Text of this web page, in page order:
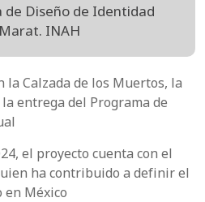
Diseño de Identidad
INAH
la Calzada de los Muertos, la
entrega del Programa de
el proyecto cuenta con el
ha contribuido a definir el
en México